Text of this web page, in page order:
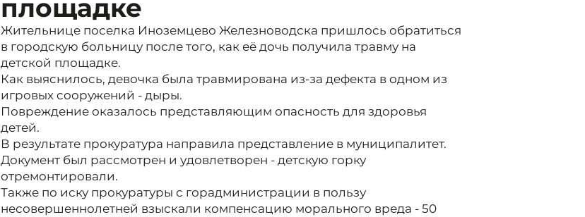
площадке
Жительнице поселка Иноземцево Железноводска пришлось обратиться
в городскую больницу после того, как её дочь получила травму на
детской площадке.
Как выяснилось, девочка была травмирована из-за дефекта в одном из
игровых сооружений - дыры.
Повреждение оказалось представляющим опасность для здоровья
детей.
В результате прокуратура направила представление в муниципалитет.
Документ был рассмотрен и удовлетворен - детскую горку
отремонтировали.
Также по иску прокуратуры с горадминистрации в пользу
несовершеннолетней взыскали компенсацию морального вреда - 50